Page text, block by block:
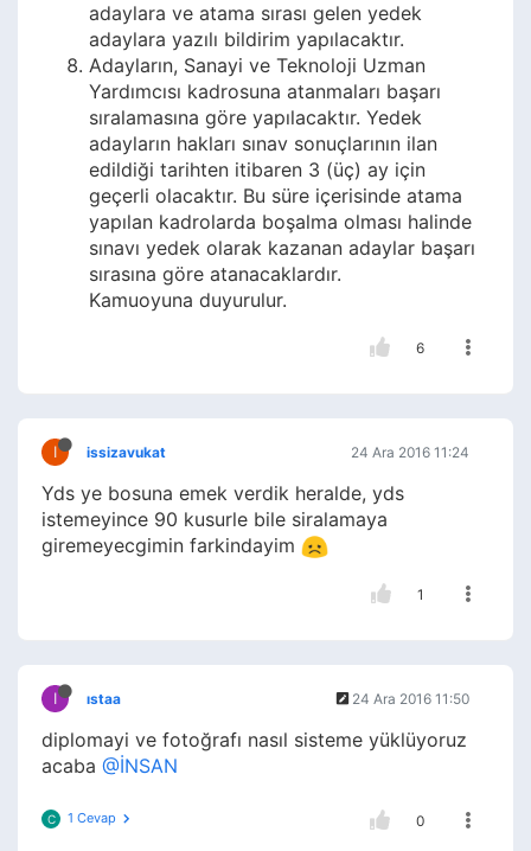
adaylara ve atama sırası gelen yedek
adaylara yazılı bildirim yapılacaktır.
Adayların, Sanayi ve Teknoloji Uzman
Yardımcısı kadrosuna atanmaları başarı
sıralamasına göre yapılacaktır. Yedek
adayların hakları sınav sonuçlarının ilan
edildiği tarihten itibaren 3 (üç) ay için
geçerli olacaktır. Bu süre içerisinde atama
yapılan kadrolarda boşalma olması halinde
sınavı yedek olarak kazanan adaylar başarı
sırasına göre atanacaklardır.
Kamuoyuna duyurulur.
6
I issizavukat 24 Ara 2016 11:24
Yds ye bosuna emek verdik heralde, yds
istemeyince 90 kusurle bile siralamaya
giremeyecgimin farkindayim
1
I ıstaa 24 Ara 2016 11:50
diplomayi ve fotoğrafı nasıl sisteme yüklüyoruz
acaba @İNSAN
C 1 Cevap 0